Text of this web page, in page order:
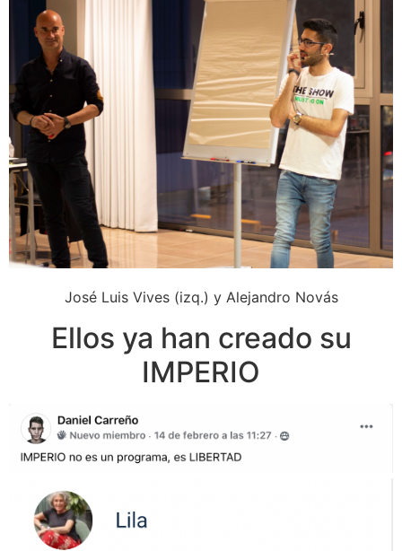
José Luis Vives (izq.) y Alejandro Novás
Ellos ya han creado su
IMPERIO